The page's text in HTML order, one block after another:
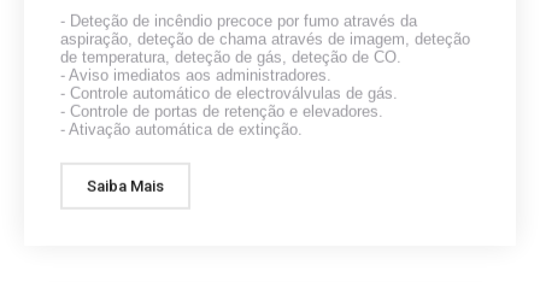
- Deteção de incêndio precoce por fumo através da
aspiração, deteção de chama através de imagem, deteção
de temperatura, deteção de gás, deteção de CO.
- Aviso imediatos aos administradores.
- Controle automático de electroválvulas de gás.
- Controle de portas de retenção e elevadores.
- Ativação automática de extinção.
Saiba Mais